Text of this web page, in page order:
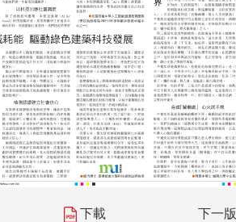
下載 下一版